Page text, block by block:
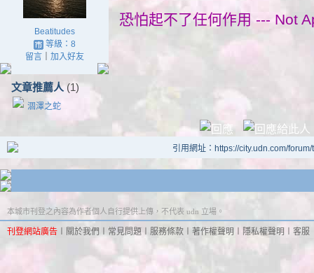
Beatitudes
等級：8
留言｜ 加入好友
文章推薦人 (1)
涸澤之蛇
恐怕起不了任何作用 --- Not
引用網址：https://city.udn.com/
本城市刊登之內容為作者個人自行提供上傳，不代表 udn 立場。
刊登網站廣告 關於我們 常見問題 服務條款 著作權聲明 隱私權聲明 客服